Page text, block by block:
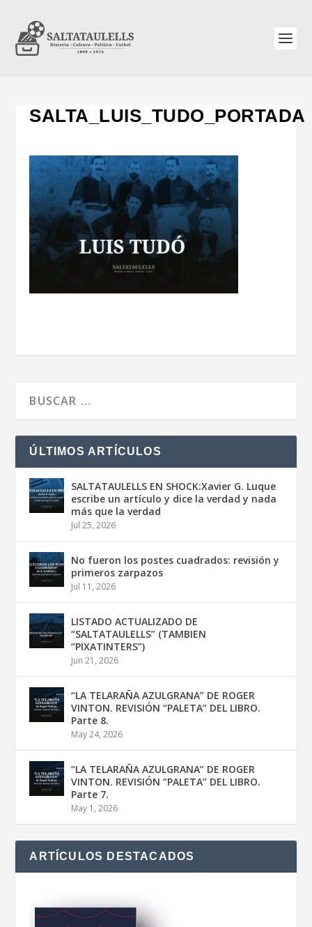
SALTA_LUIS_TUDO_PORTADA
ÚLTIMOS ARTÍCULOS
SALTATAULELLS EN SHOCK:Xavier G. Luque
escribe un artículo y dice la verdad y nada
más que la verdad
Jul 25, 2026
No fueron los postes cuadrados: revisión y
primeros zarpazos
Jul 11, 2026
LISTADO ACTUALIZADO DE
“SALTATAULELLS” (TAMBIEN
“PIXATINTERS”)
Jun 21, 2026
“LA TELARAÑA AZULGRANA” DE ROGER
VINTON. REVISIÓN “PALETA” DEL LIBRO.
Parte 8.
May 24, 2026
“LA TELARAÑA AZULGRANA” DE ROGER
VINTON. REVISIÓN “PALETA” DEL LIBRO.
Parte 7.
May 1, 2026
ARTÍCULOS DESTACADOS